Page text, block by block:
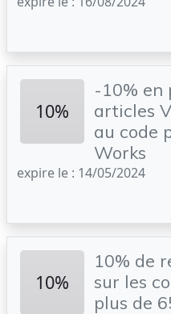
10%
-10% en
articles
au code
Works
expire le : 14/05/2024
10%
10% de
sur les
plus de